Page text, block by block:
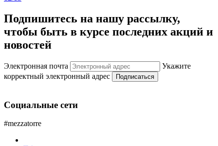
Подпишитесь на нашу рассылку,
чтобы быть в курсе последних акций и
новостей
Электронная почта
Укажите
корректный электронный адрес
Подписаться
Социальные сети
#mezzatorre